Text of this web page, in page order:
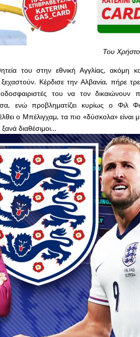
Του
του στην εθνική Αγγλίας, ακόμη
Κέρδισε την Αλβανία, πήρε
του να τον δικαιώνουν
ενώ προβληματίζει κυρίως ο Φιλ
ο Μπέλιγχαμ, τα πιο «δύσκολα» είναι
διαθέσιμοι…